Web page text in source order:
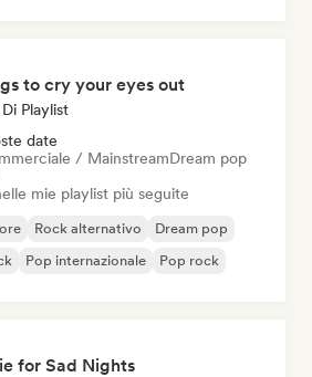
to cry your eyes out
Playlist
date
/ MainstreamDream pop
mie playlist più seguite
Rock alternativo
Dream pop
Pop internazionale Pop rock
for Sad Nights